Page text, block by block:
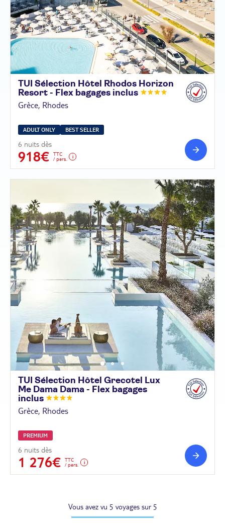
TUI Sélection Hôtel Rhodos Horizon
Resort - Flex bagages inclus
Grèce, Rhodes
ADULT ONLY BEST SELLER
6 nuits dès
918€
TTC
/ pers.
TUI Sélection Hôtel Grecotel Lux
Me Dama Dama - Flex bagages
inclus
Grèce, Rhodes
PREMIUM
6 nuits dès
1 276€
TTC
/ pers.
Vous avez vu 5 voyages sur 5